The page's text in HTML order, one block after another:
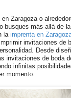
Zaragoza o
busques más allá de
la imprenta en
invitaciones de
Desde
invitaciones de boda
infinitas
momento.